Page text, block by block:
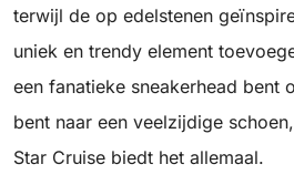
terwijl de op edelstenen
uniek en trendy element
een fanatieke sneakerhead bent
bent naar een veelzijdige
Star Cruise biedt het allemaal.